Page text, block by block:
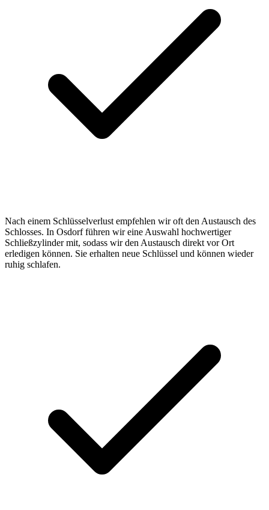
Nach einem Schlüsselverlust empfehlen wir oft den Austausch des
Schlosses. In Osdorf führen wir eine Auswahl hochwertiger
Schließzylinder mit, sodass wir den Austausch direkt vor Ort
erledigen können. Sie erhalten neue Schlüssel und können wieder
ruhig schlafen.